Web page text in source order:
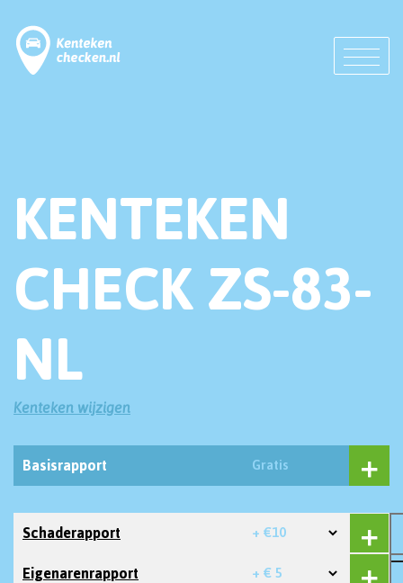
KENTEKEN
CHECK ZS-83-
NL
Kenteken wijzigen
Basisrapport Gratis
Schaderapport + €10
Eigenarenrapport + € 5